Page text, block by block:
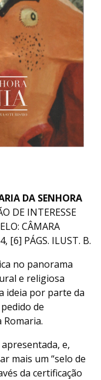
DA SENHORA
DE INTERESSE
CÂMARA
[6] PÁGS. ILUST. B.
no panorama
e religiosa
ideia por parte da
de
e,
mais um “selo de
da certificação